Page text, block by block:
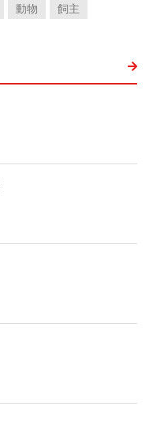
動物 飼主